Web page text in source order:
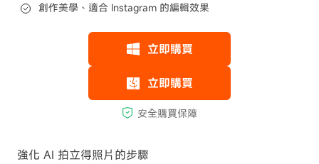
創作美學、適合 Instagram 的編輯效果
強化 AI 拍立得照片的步驟